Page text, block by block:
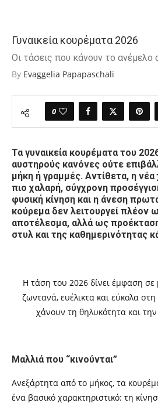
Γυναικεία κουρέματα 2026
Οι τάσεις που κάνουν το ανέμελο
By Evaggelia Papapaschali
0
Τα γυναικεία κουρέματα του
αυστηρούς κανόνες ούτε
μήκη ή γραμμές. Αντίθετα, η νέα
πιο χαλαρή, σύγχρονη
φυσική κίνηση και η άνεση
κούρεμα δεν λειτουργεί πλέον
αποτέλεσμα, αλλά ως
στυλ και της καθημερινότητας
Η τάση του 2026 δίνει έμφαση σε
ζωντανά, ευέλικτα και εύκολα
χάνουν τη θηλυκότητα και
Μαλλιά που “κινούνται”
Ανεξάρτητα από το μήκος, τα
ένα βασικό χαρακτηριστικό: τη